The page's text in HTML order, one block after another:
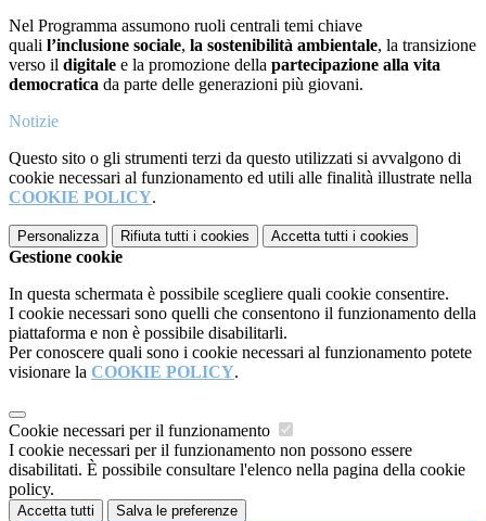
Nel Programma assumono ruoli centrali temi chiave
quali l’inclusione sociale, la sostenibilità ambientale, la transizione
verso il digitale e la promozione della partecipazione alla vita
democratica da parte delle generazioni più giovani.
Notizie
Questo sito o gli strumenti terzi da questo utilizzati si avvalgono di
cookie necessari al funzionamento ed utili alle finalità illustrate nella
COOKIE POLICY.
Personalizza Rifiuta tutti i cookies Accetta tutti i cookies
Gestione cookie
In questa schermata è possibile scegliere quali cookie consentire.
I cookie necessari sono quelli che consentono il funzionamento della
piattaforma e non è possibile disabilitarli.
Per conoscere quali sono i cookie necessari al funzionamento potete
visionare la COOKIE POLICY.
Cookie necessari per il funzionamento
I cookie necessari per il funzionamento non possono essere
disabilitati. È possibile consultare l'elenco nella pagina della cookie
policy.
Accetta tutti Salva le preferenze